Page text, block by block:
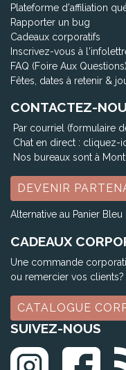
Plateforme d'affiliation
Rapporter un bug
Cadeaux corporatifs
Inscrivez-vous à
FAQ (Foire Aux Questions)
Fêtes, dates à retenir &
CONTACTEZ-
Par courriel (formulaire
Chat en direct : cliquez-
Nos bureaux sont à
DEVENIR
Alternative au Panier Bleu
CADEAUX
Une commande
ou remercier vos clients?
CATALOGUE
SUIVEZ-NOUS